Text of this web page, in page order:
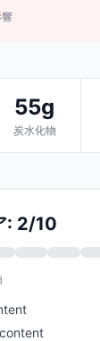
55g
炭水化物
: 2/10